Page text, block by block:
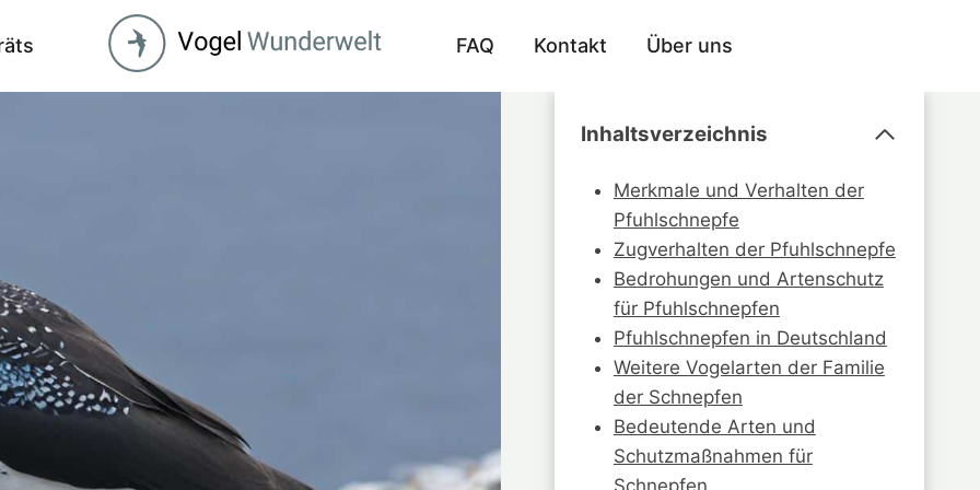
FAQ Kontakt Über uns
Inhaltsverzeichnis
Merkmale und Verhalten der
Pfuhlschnepfe
Zugverhalten der Pfuhlschnepfe
Bedrohungen und Artenschutz
für Pfuhlschnepfen
Pfuhlschnepfen in Deutschland
Weitere Vogelarten der Familie
der Schnepfen
Bedeutende Arten und
Schutzmaßnahmen für
Schnepfen